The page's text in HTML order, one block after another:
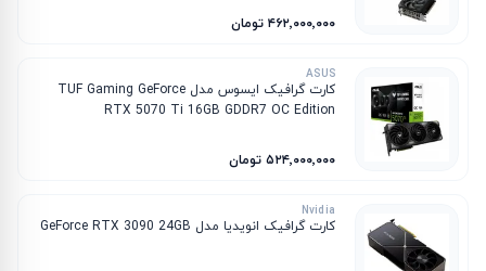
۴۶۲٬۰۰۰٬۰۰۰ تومان
ASUS
کارت گرافیک ایسوس مدل TUF Gaming GeForce
RTX 5070 Ti 16GB GDDR7 OC Edition
۵۲۴٬۰۰۰٬۰۰۰ تومان
Nvidia
کارت گرافیک انویدیا مدل GeForce RTX 3090 24GB